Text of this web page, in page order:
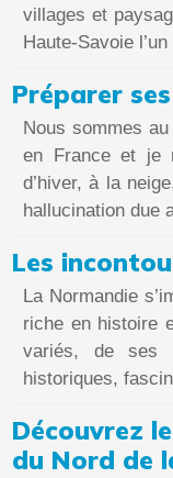
villages et
Haute-Savoie
Préparer
Nous sommes
en France et je
d’hiver, à la
hallucination due
Les
La Normandie
riche en histoire
variés, de ses
historiques,
Découvrez
du Nord de